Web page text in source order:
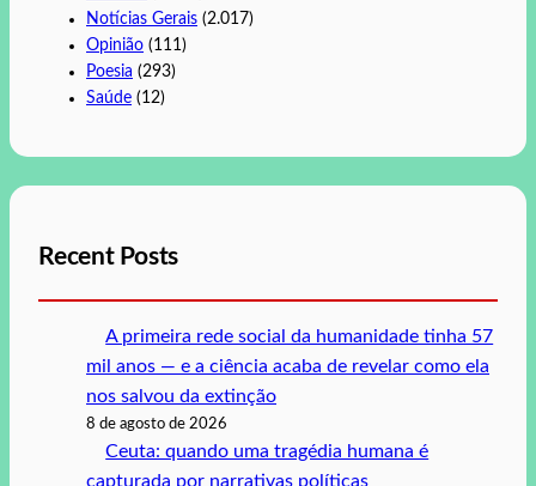
Notícias Gerais (2.017)
Opinião (111)
Poesia (293)
Saúde (12)
Recent Posts
A primeira rede social da humanidade tinha 57
mil anos — e a ciência acaba de revelar como ela
nos salvou da extinção
8 de agosto de 2026
Ceuta: quando uma tragédia humana é
capturada por narrativas políticas